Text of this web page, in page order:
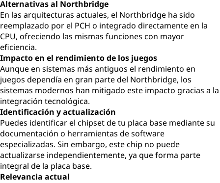
Alternativas al Northbridge
En las arquitecturas actuales, el Northbridge ha sido
reemplazado por el PCH o integrado directamente en la
CPU, ofreciendo las mismas funciones con mayor
eficiencia.
Impacto en el rendimiento de los juegos
Aunque en sistemas más antiguos el rendimiento en
juegos dependía en gran parte del Northbridge, los
sistemas modernos han mitigado este impacto gracias a la
integración tecnológica.
Identificación y actualización
Puedes identificar el chipset de tu placa base mediante su
documentación o herramientas de software
especializadas. Sin embargo, este chip no puede
actualizarse independientemente, ya que forma parte
integral de la placa base.
Relevancia actual